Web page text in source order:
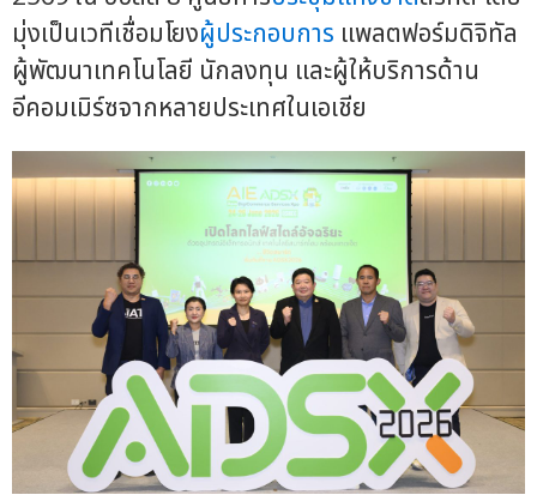
มุ่งเป็นเวทีเชื่อมโยงผู้ประกอบการ แพลตฟอร์มดิจิทัล
ผู้พัฒนาเทคโนโลยี นักลงทุน และผู้ให้บริการด้าน
อีคอมเมิร์ซจากหลายประเทศในเอเชีย